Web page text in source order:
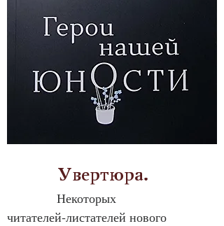
Увертюра.
Некоторых
читателей‑листателей нового